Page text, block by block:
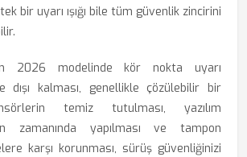
bir uyarı ışığı bile tüm güvenlik zincirini
2026 modelinde kör nokta uyarı
dışı kalması, genellikle çözülebilir bir
temiz tutulması, yazılım
zamanında yapılması ve tampon
karşı korunması, sürüş güvenliğinizi